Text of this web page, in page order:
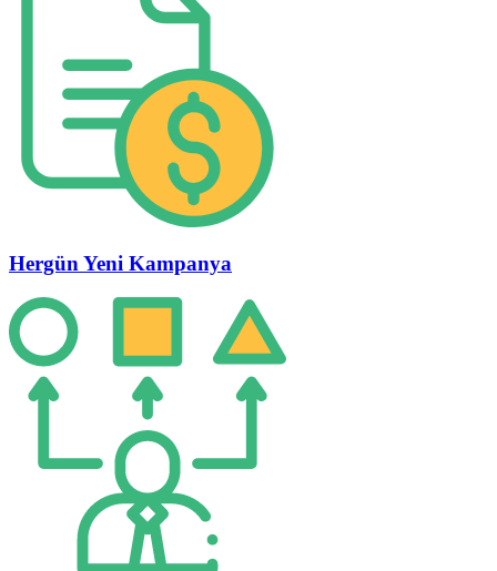
Hergün Yeni Kampanya